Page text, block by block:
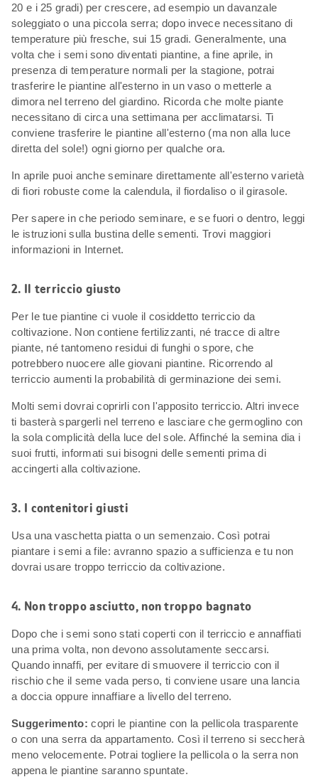
20 e i 25 gradi) per crescere, ad esempio un davanzale
soleggiato o una piccola serra; dopo invece necessitano di
temperature più fresche, sui 15 gradi. Generalmente, una
volta che i semi sono diventati piantine, a fine aprile, in
presenza di temperature normali per la stagione, potrai
trasferire le piantine all'esterno in un vaso o metterle a
dimora nel terreno del giardino. Ricorda che molte piante
necessitano di circa una settimana per acclimatarsi. Ti
conviene trasferire le piantine all'esterno (ma non alla luce
diretta del sole!) ogni giorno per qualche ora.
In aprile puoi anche seminare direttamente all'esterno varietà
di fiori robuste come la calendula, il fiordaliso o il girasole.
Per sapere in che periodo seminare, e se fuori o dentro, leggi
le istruzioni sulla bustina delle sementi. Trovi maggiori
informazioni in Internet.
2. Il terriccio giusto
Per le tue piantine ci vuole il cosiddetto terriccio da
coltivazione. Non contiene fertilizzanti, né tracce di altre
piante, né tantomeno residui di funghi o spore, che
potrebbero nuocere alle giovani piantine. Ricorrendo al
terriccio aumenti la probabilità di germinazione dei semi.
Molti semi dovrai coprirli con l'apposito terriccio. Altri invece
ti basterà spargerli nel terreno e lasciare che germoglino con
la sola complicità della luce del sole. Affinché la semina dia i
suoi frutti, informati sui bisogni delle sementi prima di
accingerti alla coltivazione.
3. I contenitori giusti
Usa una vaschetta piatta o un semenzaio. Così potrai
piantare i semi a file: avranno spazio a sufficienza e tu non
dovrai usare troppo terriccio da coltivazione.
4. Non troppo asciutto, non troppo bagnato
Dopo che i semi sono stati coperti con il terriccio e annaffiati
una prima volta, non devono assolutamente seccarsi.
Quando innaffi, per evitare di smuovere il terriccio con il
rischio che il seme vada perso, ti conviene usare una lancia
a doccia oppure innaffiare a livello del terreno.
Suggerimento:copri le piantine con la pellicola trasparente
o con una serra da appartamento. Così il terreno si seccherà
meno velocemente. Potrai togliere la pellicola o la serra non
appena le piantine saranno spuntate.